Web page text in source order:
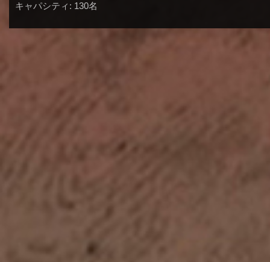
キャパシティ: 130名